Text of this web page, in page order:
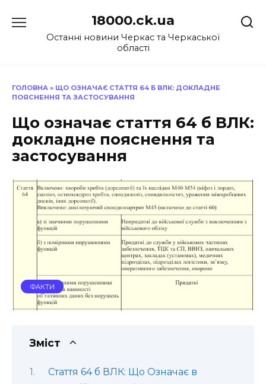
до
18000.ck.ua
Останні новини Черкас та Черкаської
області
ГОЛОВНА » ЩО ОЗНАЧАЄ СТАТТЯ 64 Б ВЛК: ДОКЛАДНЕ
ПОЯСНЕННЯ ТА ЗАСТОСУВАННЯ
Що означає стаття 64 б ВЛК:
докладне пояснення та
застосування
ФАКТИ
Зміст
Стаття 64 б ВЛК: Що Означає в